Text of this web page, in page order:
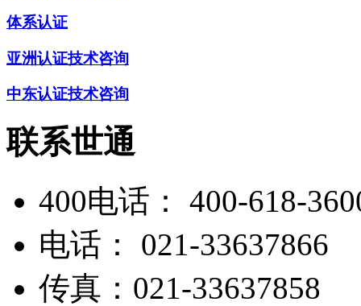
体系认证
亚洲认证技术咨询
中东认证技术咨询
联系世通
400电话： 400-618-
电话： 021-33637866
传真： 021-33637858